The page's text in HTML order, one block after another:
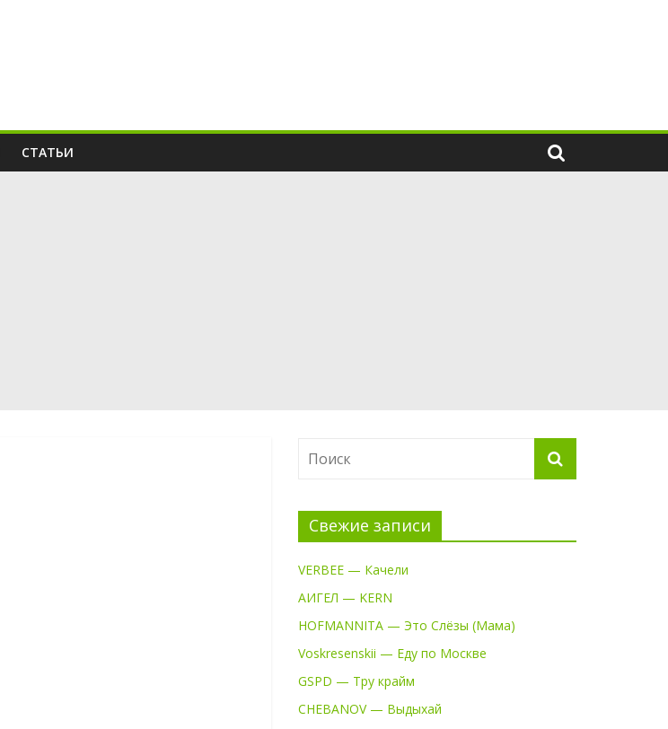
СТАТЬИ
Свежие записи
VERBEE — Качели
АИГЕЛ — KERN
HOFMANNITA — Это Слёзы (Мама)
Voskresenskii — Еду по Москве
GSPD — Тру крайм
CHEBANOV — Выдыхай